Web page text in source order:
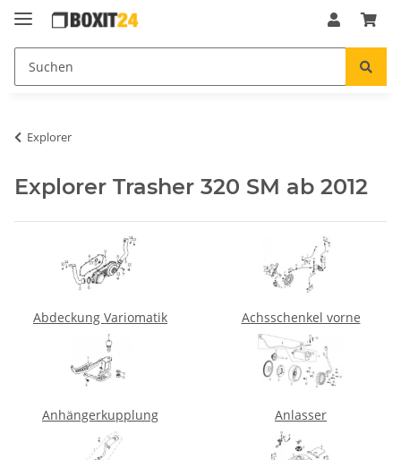
Explorer
Explorer Trasher 320 SM ab 2012
Abdeckung Variomatik Achsschenkel vorne
Anhängerkupplung Anlasser